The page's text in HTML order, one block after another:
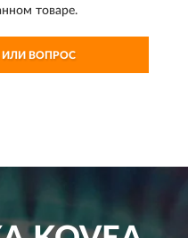
товаре.
ИЛИ ВОПРОС